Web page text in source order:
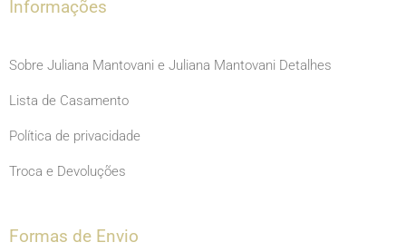
Informações
Sobre Juliana Mantovani e Juliana Mantovani Detalhes
Lista de Casamento
Política de privacidade
Troca e Devoluções
Formas de Envio